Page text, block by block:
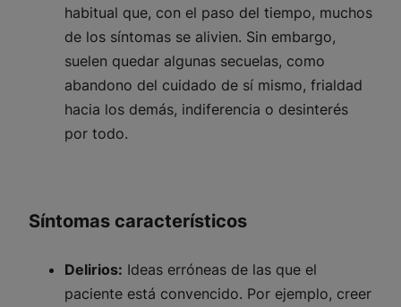
habitual que, con el paso del tiempo, muchos
de los síntomas se alivien. Sin embargo,
suelen quedar algunas secuelas, como
abandono del cuidado de sí mismo, frialdad
hacia los demás, indiferencia o desinterés
por todo.
Síntomas característicos
Delirios: Ideas erróneas de las que el
paciente está convencido. Por ejemplo, creer